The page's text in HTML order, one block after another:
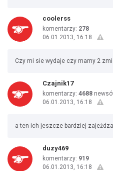
coolerss
komentarzy: 278
06.01.2013, 16:18
Czy mi sie wydaje czy mamy 2
Czajnik17
komentarzy: 4688
06.01.2013, 16:18
a ten ich jeszcze bardziej
duzy469
komentarzy: 919
06.01.2013, 16:18